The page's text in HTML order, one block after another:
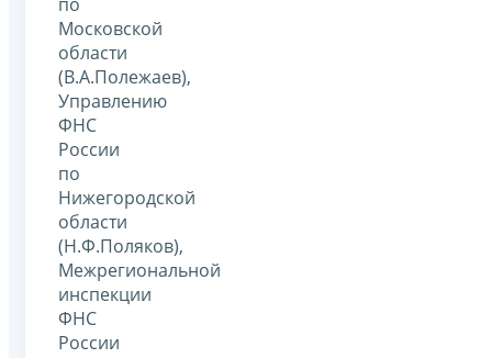
Московской
области
(В.А.Полежаев),
Управлению
ФНС
России
по
Нижегородской
области
(Н.Ф.Поляков),
Межрегиональной
инспекции
ФНС
России